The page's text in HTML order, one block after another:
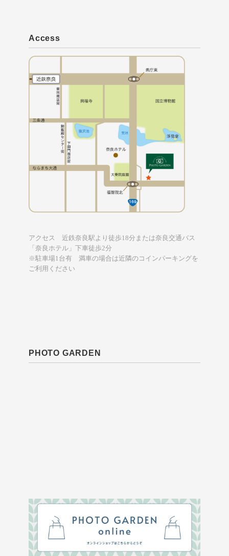
Access
アクセス 近鉄奈良駅より徒歩18分または奈良交通バス
「奈良ホテル」下車徒歩2分
※駐車場1台有 満車の場合は近隣のコインパーキングを
ご利用ください
PHOTO GARDEN